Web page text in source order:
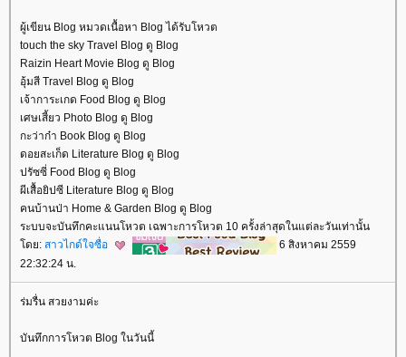
ผู้เขียน Blog หมวดเนื้อหา Blog ได้รับโหวต
touch the sky Travel Blog ดู Blog
Raizin Heart Movie Blog ดู Blog
อุ้มสี Travel Blog ดู Blog
เจ้าการะเกด Food Blog ดู Blog
เศษเสี้ยว Photo Blog ดู Blog
กะว่าก๋า Book Blog ดู Blog
ดอยสะเก็ด Literature Blog ดู Blog
ปรัซซี่ Food Blog ดู Blog
ผีเสื้อยิปซี Literature Blog ดู Blog
คนบ้านป่า Home & Garden Blog ดู Blog
ระบบจะบันทึกคะแนนโหวต เฉพาะการโหวต 10 ครั้งล่าสุดในแต่ละวันเท่านั้น
ดย: สาวไกด์ใจซื่อ
6 สิงหาคม 2559
22:32:24 น.
ร่มรื่น สวยงามค่ะ
บันทึกการโหวต Blog ในวันนี้